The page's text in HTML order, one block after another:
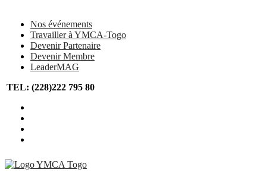
content
Nos événements
Travailler à YMCA-Togo
Devenir Partenaire
Devenir Membre
LeaderMAG
TEL: (228)222 795 80